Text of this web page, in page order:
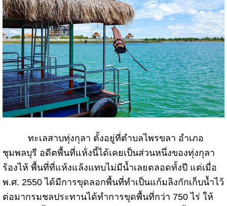
ทะเลสาบทุ่งกุลา ตั้งอยู่ที่ตำบลไพรขลา อำเภอ
ชุมพลบุรี อดีตพื้นที่แห้่งนี้ได้เคยเป็นส่วนหนึ่งของทุ่งกุลา
ร้องไห้ พื้นที่ที่แห้งแล้งแทบไม่มีน้ำเลยตลอดทั้งปี แต่เมื่อ
พ.ศ. 2550 ได้มีการขุดลอกพื้นที่ทำเป็นแก้มลิงกักเก็บน้ำไว้
ต่อมากรมชลประทานได้ทำการขุดพื้นที่กว่า 750 ไร่ ให้